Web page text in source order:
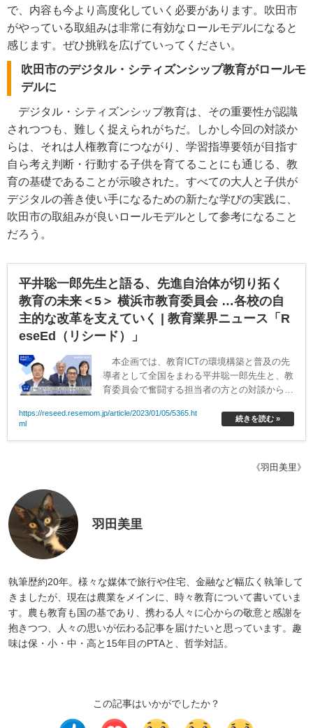
で、内容も今より高度化していく必要があります。吹田市
がやっている取組みは非常に有効なロールモデルになると
感じます。ぜひ挑戦を広げていってください。
吹田市のデジタル・シティズンシップ教育がロールモ
デルに
デジタル・シティズンシップ教育は、その重要性が認識
されつつも、難しく捉えられがちだ。しかし今回の対談か
らは、それは人権教育につながり、学習指導要領が目指す
自ら考え判断・行動する子供を育てることにも通じる、教
育の基礎であることが示唆された。すべての大人と子供が
デジタルの善き使い手になるための新たな学びの実践に、
吹田市の取組みが良いロールモデルとして参考になること
だろう。
平井聡一郎先生と語る、先進自治体が切り拓く
教育の未来＜5＞ 横浜市教育委員会 …各校の自
主的な改革を支えていく | 教育業界ニュース「R
eseEd（リシード）」
本企画では、教育ICTの環境構築と普及の先
導者として全国をまわる平井聡一郎先生と、教
育委員会で奮闘する担当者の方との対談から、
対談は、神奈川県横浜市教育委員会から佐藤悠
https://reseed.resemom.jp/article/2023/01/05/5365.ht
ml
続きを読む »
《羽田美里》
羽田美里
執筆歴約20年。様々な媒体で旅行や住宅、金融など幅広く執筆して
きましたが、現在は農業をメインに、時々教育について書いていま
す。農も教育も国の基であり、携わる人々に心からの敬意と感謝を
抱きつつ、人々の思いが伝わる記事を届けたいと思っています。趣
味は保・小・中・高と15年目のPTAと、哲学対話。
この記事はいかがでしたか？